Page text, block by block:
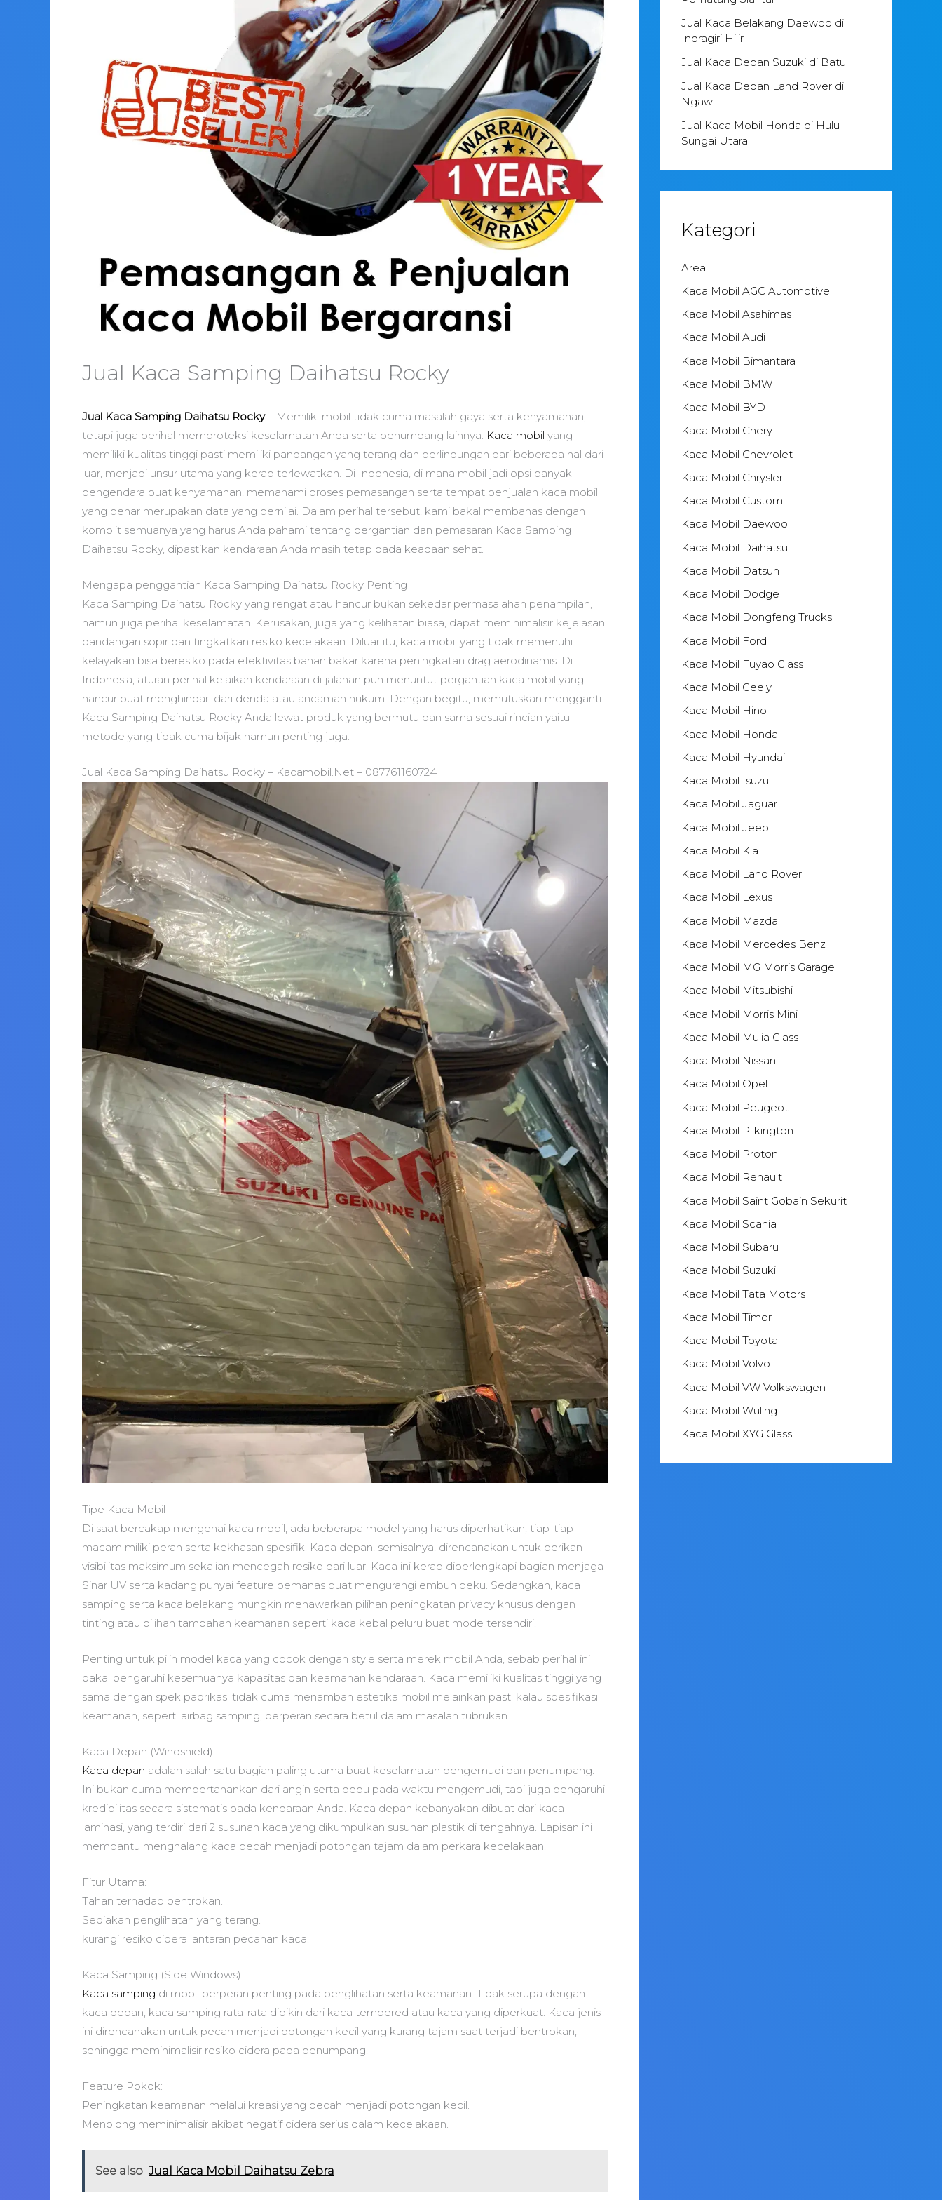
Jual Kaca Samping Daihatsu Rocky
Jual Kaca Samping Daihatsu Rocky– Memiliki mobil tidak cuma masalah gaya serta kenyamanan,
tetapi juga perihal memproteksi keselamatan Anda serta penumpang lainnya. Kaca mobil yang
memiliki kualitas tinggi pasti memiliki pandangan yang terang dan perlindungan dari beberapa hal dari
luar, menjadi unsur utama yang kerap terlewatkan. Di Indonesia, di mana mobil jadi opsi banyak
pengendara buat kenyamanan, memahami proses pemasangan serta tempat penjualan kaca mobil
yang benar merupakan data yang bernilai. Dalam perihal tersebut, kami bakal membahas dengan
komplit semuanya yang harus Anda pahami tentang pergantian dan pemasaran Kaca Samping
Daihatsu Rocky, dipastikan kendaraan Anda masih tetap pada keadaan sehat.
Mengapa penggantian Kaca Samping Daihatsu Rocky Penting
Kaca Samping Daihatsu Rocky yang rengat atau hancur bukan sekedar permasalahan penampilan,
namun juga perihal keselamatan. Kerusakan, juga yang kelihatan biasa, dapat meminimalisir kejelasan
pandangan sopir dan tingkatkan resiko kecelakaan. Diluar itu, kaca mobil yang tidak memenuhi
kelayakan bisa beresiko pada efektivitas bahan bakar karena peningkatan drag aerodinamis. Di
Indonesia, aturan perihal kelaikan kendaraan di jalanan pun menuntut pergantian kaca mobil yang
hancur buat menghindari dari denda atau ancaman hukum. Dengan begitu, memutuskan mengganti
Kaca Samping Daihatsu Rocky Anda lewat produk yang bermutu dan sama sesuai rincian yaitu
metode yang tidak cuma bijak namun penting juga.
Jual Kaca Samping Daihatsu Rocky – Kacamobil.Net – 087761160724
Tipe Kaca Mobil
Di saat bercakap mengenai kaca mobil, ada beberapa model yang harus diperhatikan, tiap-tiap
macam miliki peran serta kekhasan spesifik. Kaca depan, semisalnya, direncanakan untuk berikan
visibilitas maksimum sekalian mencegah resiko dari luar. Kaca ini kerap diperlengkapi bagian menjaga
Sinar UV serta kadang punyai feature pemanas buat mengurangi embun beku. Sedangkan, kaca
samping serta kaca belakang mungkin menawarkan pilihan peningkatan privacy khusus dengan
tinting atau pilihan tambahan keamanan seperti kaca kebal peluru buat mode tersendiri.
Penting untuk pilih model kaca yang cocok dengan style serta merek mobil Anda, sebab perihal ini
bakal pengaruhi kesemuanya kapasitas dan keamanan kendaraan. Kaca memiliki kualitas tinggi yang
sama dengan spek pabrikasi tidak cuma menambah estetika mobil melainkan pasti kalau spesifikasi
keamanan, seperti airbag samping, berperan secara betul dalam masalah tubrukan.
Kaca Depan (Windshield)
Kaca depan adalah salah satu bagian paling utama buat keselamatan pengemudi dan penumpang.
Ini bukan cuma mempertahankan dari angin serta debu pada waktu mengemudi, tapi juga pengaruhi
kredibilitas secara sistematis pada kendaraan Anda. Kaca depan kebanyakan dibuat dari kaca
laminasi, yang terdiri dari 2 susunan kaca yang dikumpulkan susunan plastik di tengahnya. Lapisan ini
membantu menghalang kaca pecah menjadi potongan tajam dalam perkara kecelakaan.
Fitur Utama:
Tahan terhadap bentrokan.
Sediakan penglihatan yang terang.
kurangi resiko cidera lantaran pecahan kaca.
Kaca Samping (Side Windows)
Kaca samping di mobil berperan penting pada penglihatan serta keamanan. Tidak serupa dengan
kaca depan, kaca samping rata-rata dibikin dari kaca tempered atau kaca yang diperkuat. Kaca jenis
ini direncanakan untuk pecah menjadi potongan kecil yang kurang tajam saat terjadi bentrokan,
sehingga meminimalisir resiko cidera pada penumpang.
Feature Pokok:
Peningkatan keamanan melalui kreasi yang pecah menjadi potongan kecil.
Menolong meminimalisir akibat negatif cidera serius dalam kecelakaan.
See also Jual Kaca Mobil Daihatsu Zebra
Jual Kaca Belakang Daewoo di
Indragiri Hilir
Jual Kaca Depan Suzuki di Batu
Jual Kaca Depan Land Rover di
Ngawi
Jual Kaca Mobil Honda di Hulu
Sungai Utara
Kategori
Area
Kaca Mobil AGC Automotive
Kaca Mobil Asahimas
Kaca Mobil Audi
Kaca Mobil Bimantara
Kaca Mobil BMW
Kaca Mobil BYD
Kaca Mobil Chery
Kaca Mobil Chevrolet
Kaca Mobil Chrysler
Kaca Mobil Custom
Kaca Mobil Daewoo
Kaca Mobil Daihatsu
Kaca Mobil Datsun
Kaca Mobil Dodge
Kaca Mobil Dongfeng Trucks
Kaca Mobil Ford
Kaca Mobil Fuyao Glass
Kaca Mobil Geely
Kaca Mobil Hino
Kaca Mobil Honda
Kaca Mobil Hyundai
Kaca Mobil Isuzu
Kaca Mobil Jaguar
Kaca Mobil Jeep
Kaca Mobil Kia
Kaca Mobil Land Rover
Kaca Mobil Lexus
Kaca Mobil Mazda
Kaca Mobil Mercedes Benz
Kaca Mobil MG Morris Garage
Kaca Mobil Mitsubishi
Kaca Mobil Morris Mini
Kaca Mobil Mulia Glass
Kaca Mobil Nissan
Kaca Mobil Opel
Kaca Mobil Peugeot
Kaca Mobil Pilkington
Kaca Mobil Proton
Kaca Mobil Renault
Kaca Mobil Saint Gobain Sekurit
Kaca Mobil Scania
Kaca Mobil Subaru
Kaca Mobil Suzuki
Kaca Mobil Tata Motors
Kaca Mobil Timor
Kaca Mobil Toyota
Kaca Mobil Volvo
Kaca Mobil VW Volkswagen
Kaca Mobil Wuling
Kaca Mobil XYG Glass